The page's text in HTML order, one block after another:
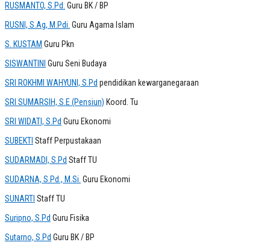
RUSMANTO, S.Pd. Guru BK / BP
RUSNI, S.Ag, M.Pdi. Guru Agama Islam
S. KUSTAM Guru Pkn
SISWANTINI Guru Seni Budaya
SRI ROKHMI WAHYUNI, S.Pd pendidikan kewarganegaraan
SRI SUMARSIH, S.E (Pensiun) Koord. Tu
SRI WIDATI, S.Pd Guru Ekonomi
SUBEKTI Staff Perpustakaan
SUDARMADI, S.Pd Staff TU
SUDARNA, S.Pd., M.Si. Guru Ekonomi
SUNARTI Staff TU
Suripno, S.Pd Guru Fisika
Sutarno, S.Pd Guru BK / BP